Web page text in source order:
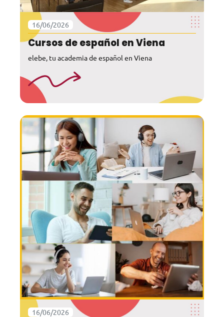
16/06/2026
Cursos de español en Viena
elebe, tu academia de español en Viena
16/06/2026